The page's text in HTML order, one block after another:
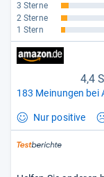
3 Sterne
2 Sterne
1 Stern
4,4
183 Meinungen bei
Nur positive